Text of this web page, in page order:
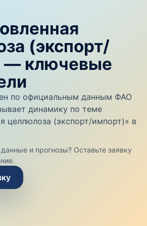
(экспорт/
— ключевые
по официальным данным ФАО
динамику по теме
целлюлоза (экспорт/импорт)» в
и прогнозы? Оставьте заявку